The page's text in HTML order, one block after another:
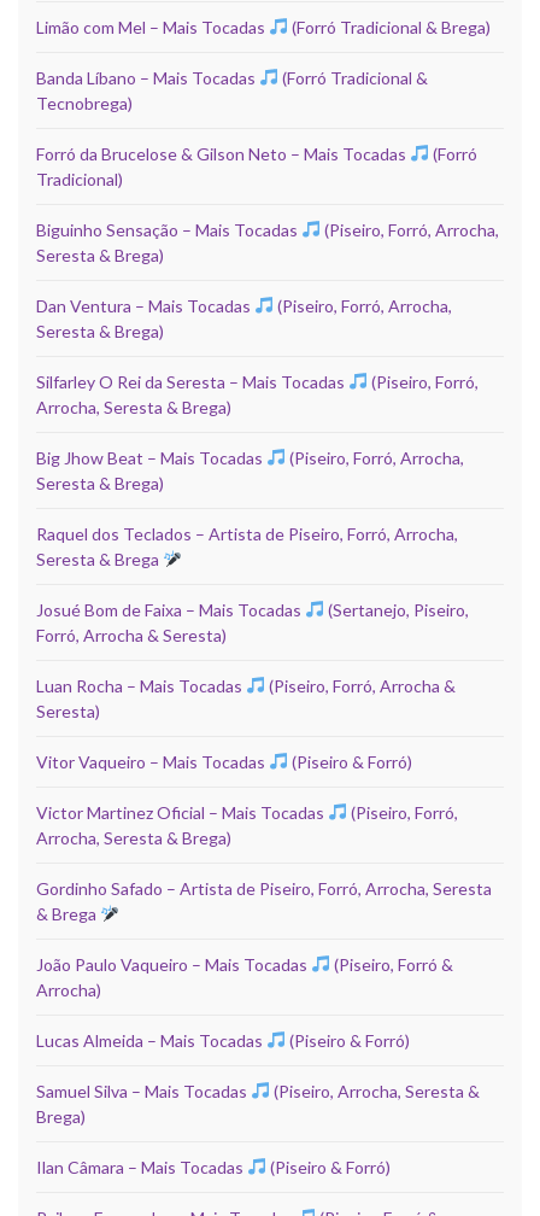
Limão com Mel – Mais Tocadas (Forró Tradicional & Brega)
Banda Líbano – Mais Tocadas
(Forró Tradicional &
Tecnobrega)
Forró da Brucelose & Gilson Neto – Mais Tocadas
(Forró
Tradicional)
Biguinho Sensação – Mais Tocadas
(Piseiro, Forró, Arrocha,
Seresta & Brega)
Dan Ventura – Mais Tocadas
(Piseiro, Forró, Arrocha,
Seresta & Brega)
Silfarley O Rei da Seresta – Mais Tocadas
(Piseiro, Forró,
Arrocha, Seresta & Brega)
Big Jhow Beat – Mais Tocadas
(Piseiro, Forró, Arrocha,
Seresta & Brega)
Raquel dos Teclados – Artista de Piseiro, Forró, Arrocha,
Seresta & Brega
Josué Bom de Faixa – Mais Tocadas
(Sertanejo, Piseiro,
Forró, Arrocha & Seresta)
Luan Rocha – Mais Tocadas
(Piseiro, Forró, Arrocha &
Seresta)
Vitor Vaqueiro – Mais Tocadas (Piseiro & Forró)
Victor Martinez Oficial – Mais Tocadas
(Piseiro, Forró,
Arrocha, Seresta & Brega)
Gordinho Safado – Artista de Piseiro, Forró, Arrocha, Seresta
& Brega
João Paulo Vaqueiro – Mais Tocadas
(Piseiro, Forró &
Arrocha)
Lucas Almeida – Mais Tocadas (Piseiro & Forró)
Samuel Silva – Mais Tocadas
(Piseiro, Arrocha, Seresta &
Brega)
Ilan Câmara – Mais Tocadas (Piseiro & Forró)